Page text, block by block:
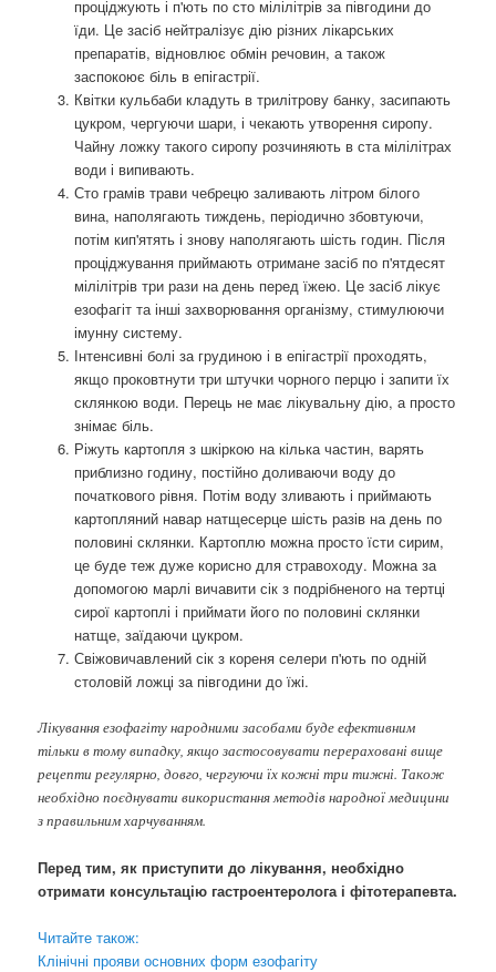
проціджують і п'ють по сто мілілітрів за півгодини до
їди. Це засіб нейтралізує дію різних лікарських
препаратів, відновлює обмін речовин, а також
заспокоює біль в епігастрії.
Квітки кульбаби кладуть в трилітрову банку, засипають
цукром, чергуючи шари, і чекають утворення сиропу.
Чайну ложку такого сиропу розчиняють в ста мілілітрах
води і випивають.
Сто грамів трави чебрецю заливають літром білого
вина, наполягають тиждень, періодично збовтуючи,
потім кип'ятять і знову наполягають шість годин. Після
проціджування приймають отримане засіб по п'ятдесят
мілілітрів три рази на день перед їжею. Це засіб лікує
езофагіт та інші захворювання організму, стимулюючи
імунну систему.
Інтенсивні болі за грудиною і в епігастрії проходять,
якщо проковтнути три штучки чорного перцю і запити їх
склянкою води. Перець не має лікувальну дію, а просто
знімає біль.
Ріжуть картопля з шкіркою на кілька частин, варять
приблизно годину, постійно доливаючи воду до
початкового рівня. Потім воду зливають і приймають
картопляний навар натщесерце шість разів на день по
половині склянки. Картоплю можна просто їсти сирим,
це буде теж дуже корисно для стравоходу. Можна за
допомогою марлі вичавити сік з подрібненого на тертці
сирої картоплі і приймати його по половині склянки
натще, заїдаючи цукром.
Свіжовичавлений сік з кореня селери п'ють по одній
столовій ложці за півгодини до їжі.
Лікування езофагіту народними засобами буде ефективним
тільки в тому випадку, якщо застосовувати перераховані вище
рецепти регулярно, довго, чергуючи їх кожні три тижні. Також
необхідно поєднувати використання методів народної медицини
з правильним харчуванням.
Перед тим, як приступити до лікування, необхідно
отримати консультацію гастроентеролога і фітотерапевта.
Читайте також:
Клінічні прояви основних форм езофагіту